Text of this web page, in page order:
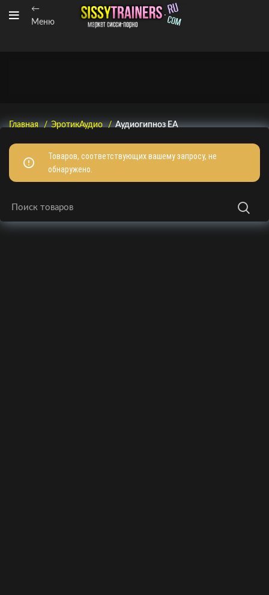
←
Меню
Главная ЭротикАудио Аудиогипноз EA
Товаров, соответствующих вашему запросу, не
обнаружено.